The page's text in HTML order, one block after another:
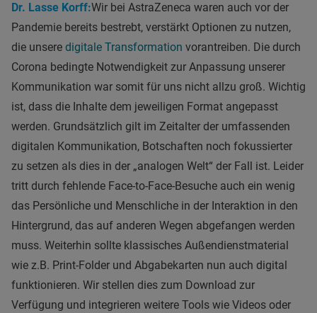
Dr. Lasse Korff:Wir bei AstraZeneca waren auch vor der
Pandemie bereits bestrebt, verstärkt Optionen zu nutzen,
die unsere digitale Transformation vorantreiben. Die durch
Corona bedingte Notwendigkeit zur Anpassung unserer
Kommunikation war somit für uns nicht allzu groß. Wichtig
ist, dass die Inhalte dem jeweiligen Format angepasst
werden. Grundsätzlich gilt im Zeitalter der umfassenden
digitalen Kommunikation, Botschaften noch fokussierter
zu setzen als dies in der „analogen Welt“ der Fall ist. Leider
tritt durch fehlende Face-to-Face-Besuche auch ein wenig
das Persönliche und Menschliche in der Interaktion in den
Hintergrund, das auf anderen Wegen abgefangen werden
muss. Weiterhin sollte klassisches Außendienstmaterial
wie z.B. Print-Folder und Abgabekarten nun auch digital
funktionieren. Wir stellen dies zum Download zur
Verfügung und integrieren weitere Tools wie Videos oder